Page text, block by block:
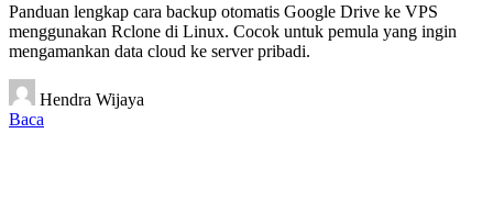
Panduan lengkap cara backup otomatis Google Drive ke VPS
menggunakan Rclone di Linux. Cocok untuk pemula yang ingin
mengamankan data cloud ke server pribadi.
Hendra Wijaya
Baca